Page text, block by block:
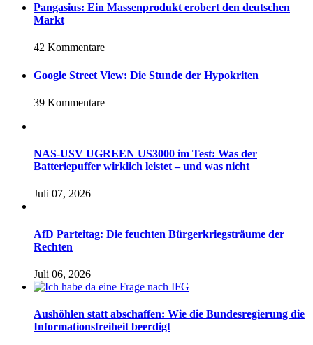
Pangasius: Ein Massenprodukt erobert den deutschen
Markt
42 Kommentare
Google Street View: Die Stunde der Hypokriten
39 Kommentare
NAS-USV UGREEN US3000 im Test: Was der
Batteriepuffer wirklich leistet – und was nicht
Juli 07, 2026
AfD Parteitag: Die feuchten Bürgerkriegsträume der
Rechten
Juli 06, 2026
Aushöhlen statt abschaffen: Wie die Bundesregierung die
Informationsfreiheit beerdigt